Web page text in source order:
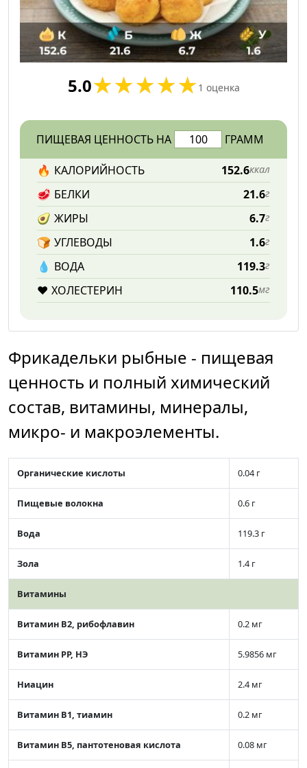
5.0 1 оценка
ПИЩЕВАЯ ЦЕННОСТЬ НА ГРАММ
🔥 КАЛОРИЙНОСТЬ 152.6ккал
🥩 БЕЛКИ 21.6г
🥑 ЖИРЫ 6.7г
🍞 УГЛЕВОДЫ 1.6г
💧️ ВОДА 119.3г
❤️ ХОЛЕСТЕРИН 110.5мг
Фрикадельки рыбные - пищевая
ценность и полный химический
состав, витамины, минералы,
микро- и макроэлементы.
Органические кислоты 0.04 г
Пищевые волокна 0.6 г
Вода 119.3 г
Зола 1.4 г
Витамины
Витамин В2, рибофлавин 0.2 мг
Витамин РР, НЭ 5.9856 мг
Ниацин 2.4 мг
Витамин В1, тиамин 0.2 мг
Витамин В5, пантотеновая кислота 0.08 мг